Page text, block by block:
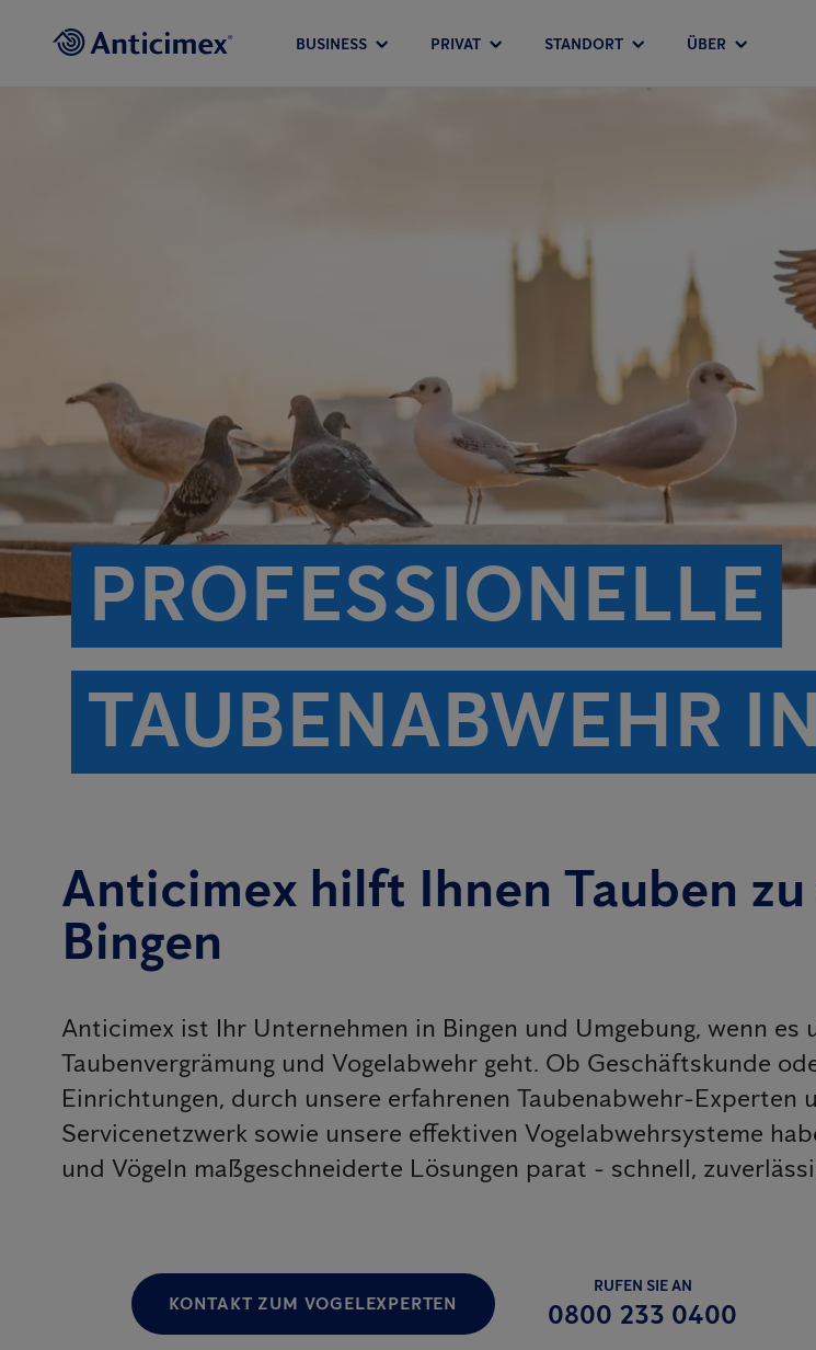
BUSINESS PRIVAT STANDORT ÜBER
PROFESSIONELLE
TAUBENABWEHR
Anticimex hilft Ihnen Tauben
Bingen
Anticimex ist Ihr Unternehmen in Bingen und Umgebung, wenn es
Taubenvergrämung und Vogelabwehr geht. Ob Geschäftskunde
Einrichtungen, durch unsere erfahrenen Taubenabwehr-Experten
Servicenetzwerk sowie unsere effektiven Vogelabwehrsysteme
und Vögeln maßgeschneiderte Lösungen parat - schnell,
KONTAKT ZUM VOGELEXPERTEN
RUFEN SIE AN
0800 233 0400